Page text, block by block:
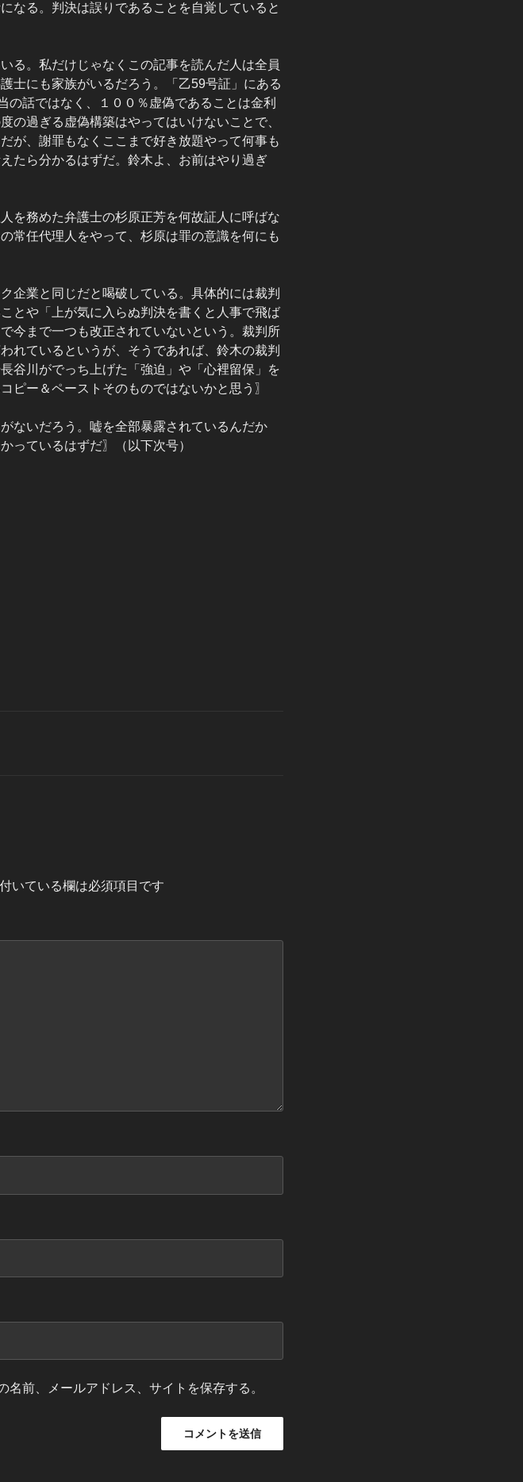
なる。判決は誤りであることを自覚していると
る。私だけじゃなくこの記事を読んだ人は全員
士にも家族がいるだろう。「乙59号証」にある
の話ではなく、１００％虚偽であることは金利
の過ぎる虚偽構築はやってはいけないことで、
が、謝罪もなくここまで好き放題やって何事も
たら分かるはずだ。鈴木よ、お前はやり過ぎ
を務めた弁護士の杉原正芳を何故証人に呼ばな
任代理人をやって、杉原は罪の意識を何にも
企業と同じだと喝破している。具体的には裁判
とや「上が気に入らぬ判決を書くと人事で飛ば
今まで一つも改正されていないという。裁判所
れているというが、そうであれば、鈴木の裁判
谷川がでっち上げた「強迫」や「心裡留保」を
ピー＆ペーストそのものではないかと思う〗
ないだろう。嘘を全部暴露されているんだか
っているはずだ〗（以下次号）
いている欄は必須項目です
前、メールアドレス、サイトを保存する。